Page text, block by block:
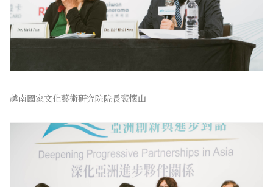
越南國家文化藝術研究院院長裴懷山